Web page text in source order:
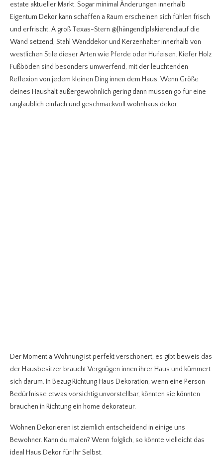
estate aktueller Markt. Sogar minimal Änderungen innerhalb
Eigentum Dekor kann schaffen a Raum erscheinen sich fühlen frisch
und erfrischt. A groß Texas-Stern @[hängend|plakierend|auf die
Wand setzend, Stahl Wanddekor und Kerzenhalter innerhalb von
westlichen Stile dieser Arten wie Pferde oder Hufeisen. Kiefer Holz
Fußböden sind besonders umwerfend, mit der leuchtenden
Reflexion von jedem kleinen Ding innen dem Haus. Wenn Größe
deines Haushalt außergewöhnlich gering dann müssen go für eine
unglaublich einfach und geschmackvoll wohnhaus dekor.
Der Moment a Wohnung ist perfekt verschönert, es gibt beweis das
der Hausbesitzer braucht Vergnügen innen ihrer Haus und kümmert
sich darum. In Bezug Richtung Haus Dekoration, wenn eine Person
Bedürfnisse etwas vorsichtig unvorstellbar, könnten sie könnten
brauchen in Richtung ein home dekorateur.
Wohnen Dekorieren ist ziemlich entscheidend in einige uns
Bewohner. Kann du malen? Wenn folglich, so könnte vielleicht das
ideal Haus Dekor für Ihr Selbst.